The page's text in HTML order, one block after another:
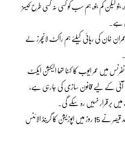
بنو لیکن کم بنو، ہم سب کو کسی نہ کسی طرح کیسز
ہے۔
خان کی رہائی کیلئے ہم راکٹ لانچرز لے
میں عمر ایوب کا کہنا تھا الیکشن ایکٹ
کے لیے قانون سازی کی جارہی ہے،
برقرار نہیں رہ سکے گی۔
دوسری جانب پی ٹی آئی رہنما اسد قیصر نے 15 روز میں اپوزیشن کا گرینڈ الائنس